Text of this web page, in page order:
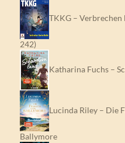
TKKG – Verbrechen
242)
Katharina Fuchs –
Lucinda Riley – Die
Ballymore